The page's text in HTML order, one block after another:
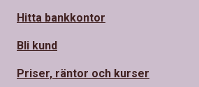
Hitta bankkontor
Bli kund
Priser, räntor och kurser